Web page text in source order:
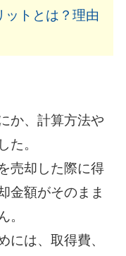
ットとは？理由
か、計算方法や
た。
売却した際に得
金額がそのまま
。
には、取得費、